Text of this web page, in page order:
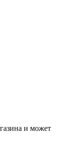
и может